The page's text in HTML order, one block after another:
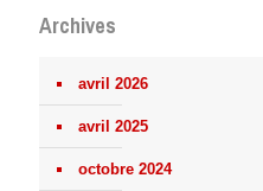
Archives
avril 2026
avril 2025
octobre 2024